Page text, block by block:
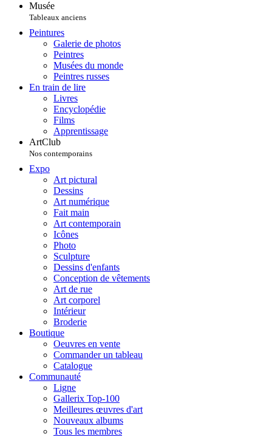
Musée
Tableaux anciens
Peintures
Galerie de photos
Peintres
Musées du monde
Peintres russes
En train de lire
Livres
Encyclopédie
Films
Apprentissage
ArtClub
Nos contemporains
Expo
Art pictural
Dessins
Art numérique
Fait main
Art contemporain
Icônes
Photo
Sculpture
Dessins d'enfants
Conception de vêtements
Art de rue
Art corporel
Intérieur
Broderie
Boutique
Oeuvres en vente
Commander un tableau
Catalogue
Communauté
Ligne
Gallerix Top-100
Meilleures œuvres d'art
Nouveaux albums
Tous les membres